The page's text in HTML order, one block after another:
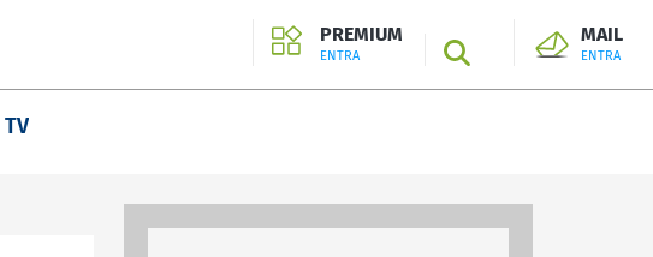
PREMIUM
ENTRA SEARCH
MAIL
ENTRA